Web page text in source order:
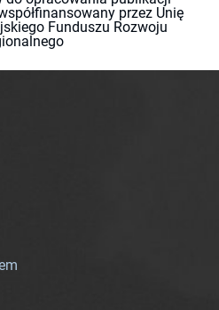
przez Unię
Funduszu Rozwoju